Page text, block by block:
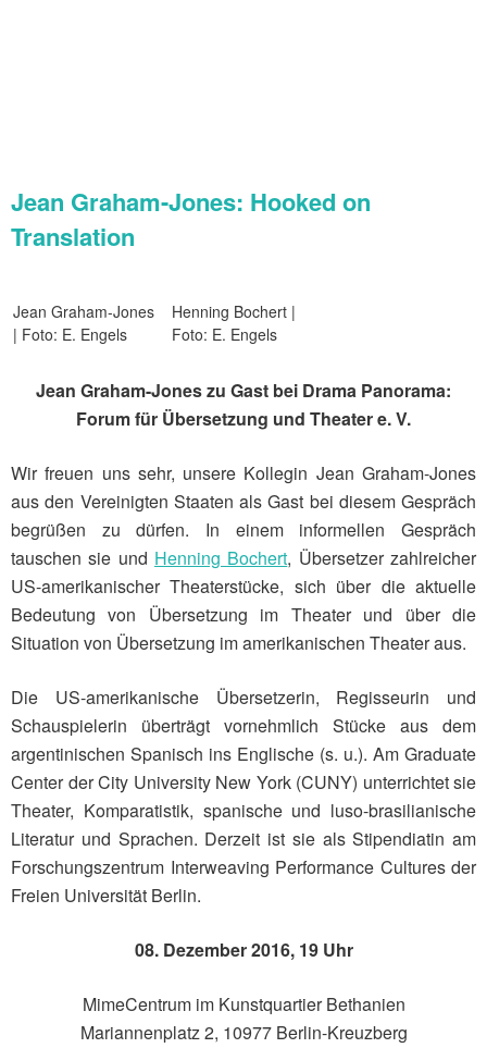
Jean Graham-Jones: Hooked on
Translation
Jean Graham-Jones
| Foto: E. Engels
Henning Bochert |
Foto: E. Engels
Jean Graham-Jones zu Gast bei Drama Panorama:
Forum für Übersetzung und Theater e. V.
Wir freuen uns sehr, unsere Kollegin Jean Graham-Jones
aus den Vereinigten Staaten als Gast bei diesem Gespräch
begrüßen zu dürfen. In einem informellen Gespräch
tauschen sie und Henning Bochert, Übersetzer zahlreicher
US-amerikanischer Theaterstücke, sich über die aktuelle
Bedeutung von Übersetzung im Theater und über die
Situation von Übersetzung im amerikanischen Theater aus.
Die US-amerikanische Übersetzerin, Regisseurin und
Schauspielerin überträgt vornehmlich Stücke aus dem
argentinischen Spanisch ins Englische (s. u.). Am Graduate
Center der City University New York (CUNY) unterrichtet sie
Theater, Komparatistik, spanische und luso-brasilianische
Literatur und Sprachen. Derzeit ist sie als Stipendiatin am
Forschungszentrum Interweaving Performance Cultures der
Freien Universität Berlin.
08. Dezember 2016, 19 Uhr
MimeCentrum im Kunstquartier Bethanien
Mariannenplatz 2, 10977 Berlin-Kreuzberg